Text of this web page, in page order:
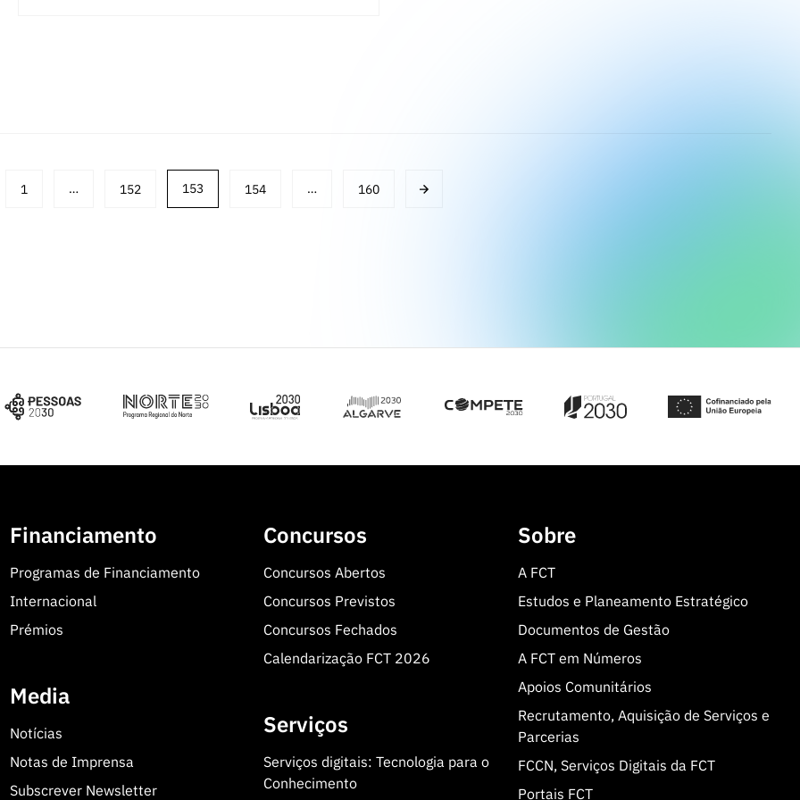
1 … 152 153 154 … 160
Financiamento
Programas de Financiamento
Internacional
Prémios
Media
Notícias
Notas de Imprensa
Subscrever Newsletter
Concursos
Concursos Abertos
Concursos Previstos
Concursos Fechados
Calendarização FCT 2026
Serviços
Serviços digitais: Tecnologia para o
Conhecimento
Sobre
A FCT
Estudos e Planeamento Estratégico
Documentos de Gestão
A FCT em Números
Apoios Comunitários
Recrutamento, Aquisição de Serviços e
Parcerias
FCCN, Serviços Digitais da FCT
Portais FCT